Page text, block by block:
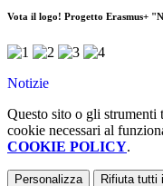
Vota il logo! Progetto Erasmus+
Notizie
Questo sito o gli strumenti
cookie necessari al
COOKIE POLICY.
Personalizza Rifiuta tutti